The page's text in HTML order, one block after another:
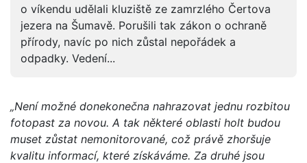
o víkendu udělali kluziště ze zamrzlého Čertova
jezera na Šumavě. Porušili tak zákon o ochraně
přírody, navíc po nich zůstal nepořádek a
odpadky. Vedení...
„Není možné donekonečna nahrazovat jednu rozbitou
fotopast za novou. A tak některé oblasti holt budou
muset zůstat nemonitorované, což právě zhoršuje
kvalitu informací, které získáváme. Za druhé jsou